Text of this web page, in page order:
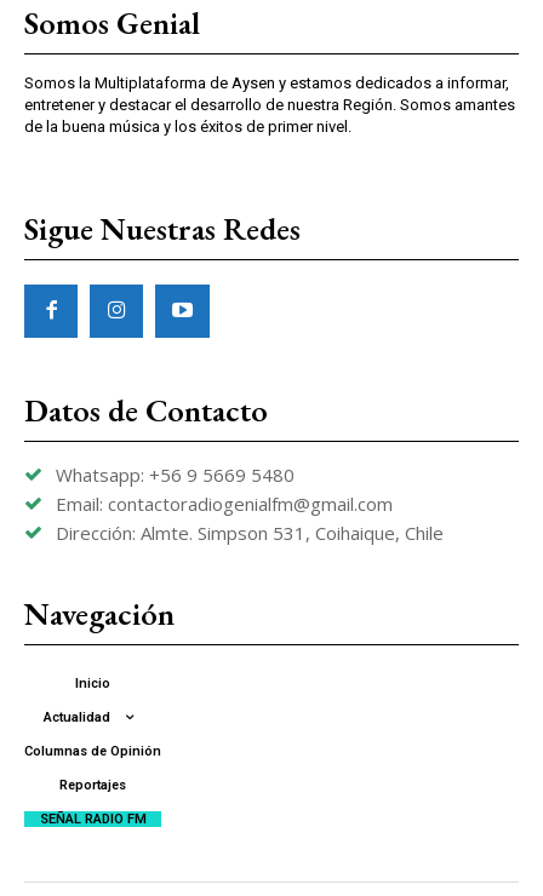
Somos Genial
Somos la Multiplataforma de Aysen y estamos dedicados a informar,
entretener y destacar el desarrollo de nuestra Región. Somos amantes
de la buena música y los éxitos de primer nivel.
Sigue Nuestras Redes
Datos de Contacto
Whatsapp: +56 9 5669 5480
Email: contactoradiogenialfm@gmail.com
Dirección: Almte. Simpson 531, Coihaique, Chile
Navegación
Inicio
Actualidad
Columnas de Opinión
Reportajes
SEÑAL RADIO FM